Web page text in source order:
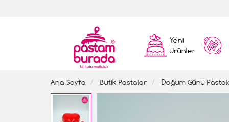
Yeni
Ürünler
Ana Sayfa Butik Pastalar Doğum Günü